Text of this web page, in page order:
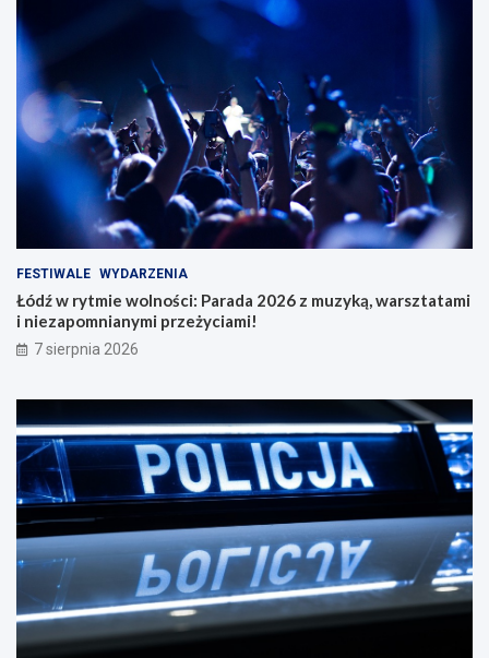
FESTIWALE WYDARZENIA
Łódź w rytmie wolności: Parada 2026 z muzyką, warsztatami
i niezapomnianymi przeżyciami!
7 sierpnia 2026